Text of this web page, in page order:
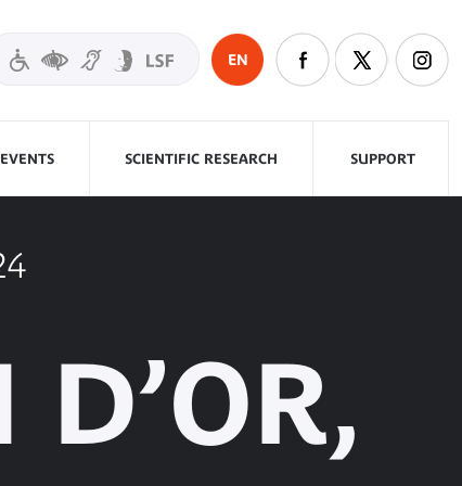
EN
SCIENTIFIC RESEARCH SUPPORT
D’OR,